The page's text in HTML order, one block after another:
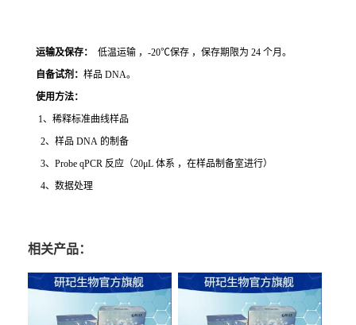
运输及保存：
低温运输 ，-20℃保存 ，保存期限为 24 个月。
自备试剂： 样品 DNA。
使用方法：
1、稀释标准曲线样品
2、样品 DNA 的制备
3、Probe qPCR 反应（20μL 体系 ，在样品制备室进行）
4、数据处理
相关产品：